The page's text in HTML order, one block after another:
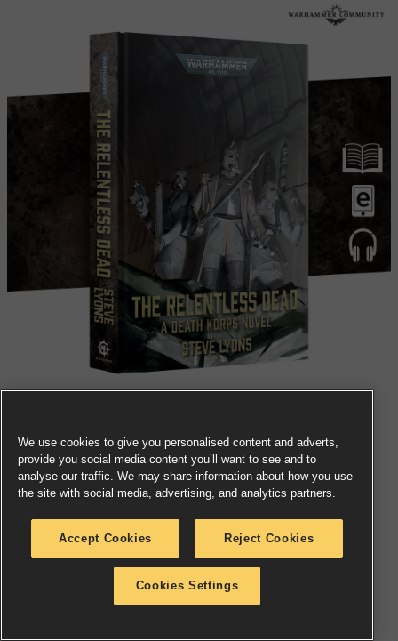
reguläres Hardcover-Buch, E-Book oder Hörbuch
vorbestellt werden, sowie als düstere Special Edition,
die um die Kurzgeschichte „The Forge“ ergänzt wurde.
monochromatischen Einband mit Baumwoll-Effekt,
bedruckten Seitenrändern und einem braunen
Lesezeichenband mit Stacheldraht-Design. Diese
englischsprachige Special Edition wird nur erhältlich
We use cookies to give you personalised content and adverts,
provide you social media content you’ll want to see and to
analyse our traffic. We may share information about how you use
the site with social media, advertising, and analytics partners.
Accept Cookies Reject Cookies
Cookies Settings